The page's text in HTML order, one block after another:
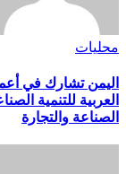
محليات
العربية للتنمية
الصناعة والتجارة